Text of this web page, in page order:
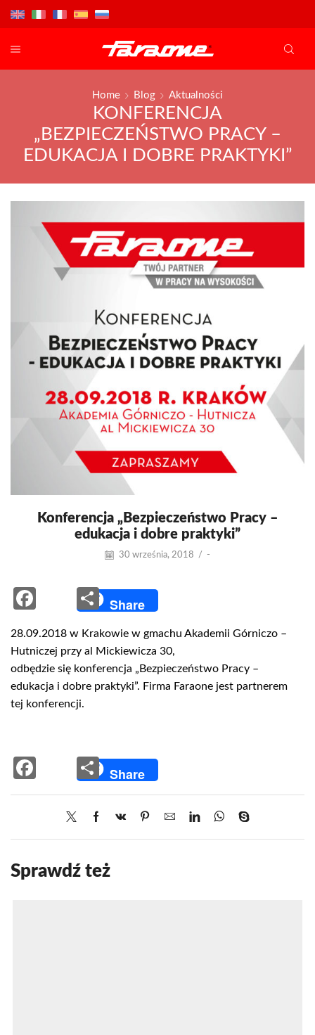
Home Blog Aktualności
KONFERENCJA
„BEZPIECZEŃSTWO PRACY –
EDUKACJA I DOBRE PRAKTYKI”
Konferencja „Bezpieczeństwo Pracy –
edukacja i dobre praktyki”
30 września, 2018 / -
Facebook
Share
Share
28.09.2018 w Krakowie w gmachu Akademii Górniczo –
Hutniczej przy al Mickiewicza 30,
odbędzie się konferencja „Bezpieczeństwo Pracy –
edukacja i dobre praktyki”. Firma Faraone jest partnerem
tej konferencji.
Facebook
Share
Share
Sprawdź też